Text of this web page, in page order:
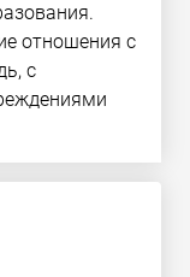
отношения с
с